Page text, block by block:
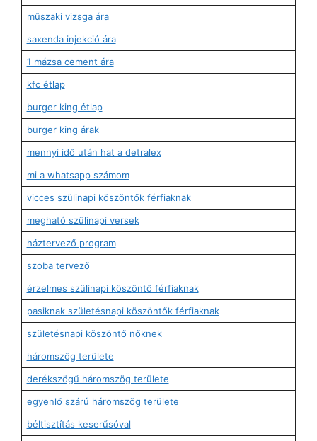
műszaki vizsga ára
saxenda injekció ára
1 mázsa cement ára
kfc étlap
burger king étlap
burger king árak
mennyi idő után hat a detralex
mi a whatsapp számom
vicces szülinapi köszöntők férfiaknak
megható szülinapi versek
háztervező program
szoba tervező
érzelmes szülinapi köszöntő férfiaknak
pasiknak születésnapi köszöntők férfiaknak
születésnapi köszöntő nőknek
háromszög területe
derékszögű háromszög területe
egyenlő szárú háromszög területe
béltisztítás keserűsóval